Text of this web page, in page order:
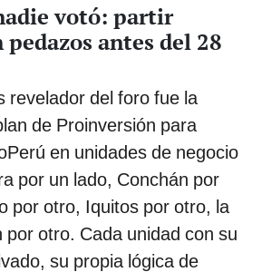
votó: partir
pedazos antes del 28
revelador del foro fue la
de Proinversión para
en unidades de negocio
por un lado, Conchán por
por otro, Iquitos por otro, la
por otro. Cada unidad con su
su propia lógica de